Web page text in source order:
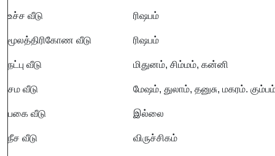
உச்ச வீடு ரிஷபம்
மூலத்திரிகோண வீடு ரிஷபம்
நட்பு வீடு மிதுனம், சிம்மம், கன்னி
சம வீடு மேஷம், துலாம், தனுசு, மகரம்.
பகை வீடு இல்லை
நீச வீடு விருச்சிகம்